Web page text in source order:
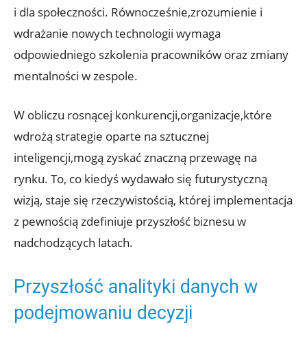
i dla społeczności. Równocześnie,zrozumienie i
wdrażanie nowych technologii wymaga
odpowiedniego szkolenia pracowników oraz zmiany
mentalności w zespole.
W obliczu rosnącej konkurencji,organizacje,które
wdrożą strategie oparte na sztucznej
inteligencji,mogą zyskać znaczną przewagę na
rynku. To, co kiedyś wydawało się futurystyczną
wizją, staje się rzeczywistością, której implementacja
z pewnością zdefiniuje przyszłość biznesu w
nadchodzących latach.
Przyszłość analityki danych w
podejmowaniu decyzji